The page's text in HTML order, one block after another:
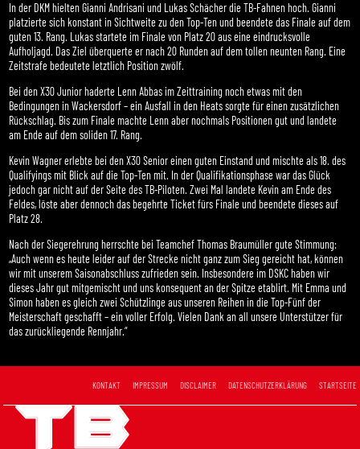
In der DKM hielten Gianni Andrisani und Lukas Schächer die TB-Fahnen hoch. Gianni
platzierte sich konstant in Sichtweite zu den Top-Ten und beendete das Finale auf dem
guten 13. Rang. Lukas startete im Finale von Platz 20 aus eine eindrucksvolle
Aufholjagd. Das Ziel überquerte er nach 20 Runden auf dem tollen neunten Rang. Eine
Zeitstrafe bedeutete letztlich Position zwölf.
Bei den X30 Junior haderte Lenn Abbas im Zeittraining noch etwas mit den
Bedingungen in Wackersdorf – ein Ausfall in den Heats sorgte für einen zusätzlichen
Rückschlag. Bis zum Finale machte Lenn aber nochmals Positionen gut und landete
am Ende auf dem soliden 17. Rang.
Kevin Wagner erlebte bei den X30 Senior einen guten Einstand und mischte als 18. des
Qualifyings mit Blick auf die Top-Ten mit. In der Qualifikationsphase war das Glück
jedoch gar nicht auf der Seite des TB-Piloten. Zwei Mal landete Kevin am Ende des
Feldes, löste aber dennoch das begehrte Ticket fürs Finale und beendete dieses auf
Platz 28.
Nach der Siegerehrung herrschte bei Teamchef Thomas Braumüller gute Stimmung:
„Auch wenn es heute leider auf der Strecke nicht ganz zum Sieg gereicht hat, können
wir mit unserem Saisonabschluss zufrieden sein. Insbesondere im DSKC haben wir
dieses Jahr gut mitgemischt und uns konsequent an der Spitze etablirt. Mit Emma und
Simon haben es gleich zwei Schützlinge aus unseren Reihen in die Top-Fünf der
Meisterschaft geschafft – ein voller Erfolg. Vielen Dank an all unsere Unterstützer für
das zurückliegende Rennjahr.“
STARTSEITE
DATENSCHUTZERKLÄRUNG
DISCLAIMER
IMPRESSUM
KONTAKT